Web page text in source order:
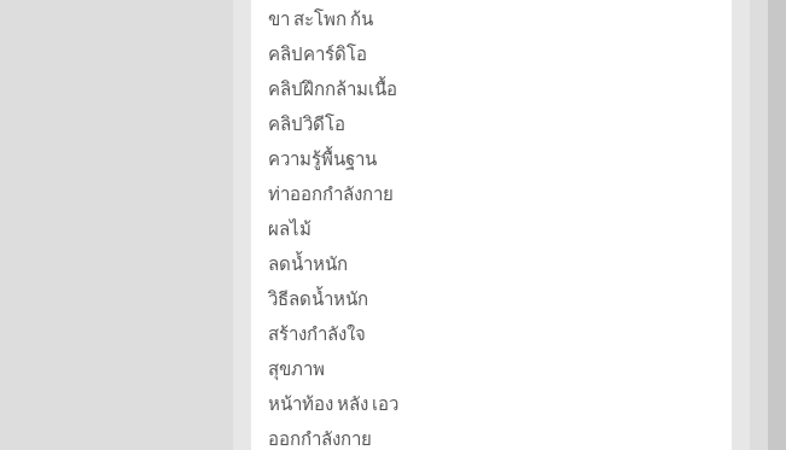
ขา สะโพก ก้น
คลิปคาร์ดิโอ
คลิปฝึกกล้ามเนื้อ
คลิปวิดีโอ
ความรู้พื้นฐาน
ท่าออกกำลังกาย
ผลไม้
ลดน้ำหนัก
วิธีลดน้ำหนัก
สร้างกำลังใจ
สุขภาพ
หน้าท้อง หลัง เอว
ออกกำลังกาย